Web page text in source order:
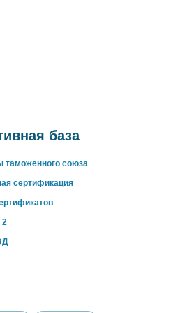
база
таможенного союза
сертификация